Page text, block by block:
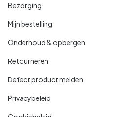
Bezorging
Mijn bestelling
Onderhoud & opbergen
Retourneren
Defect product melden
Privacybeleid